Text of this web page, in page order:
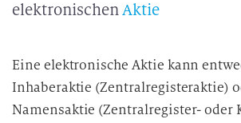
elektronischenAktie
Eine elektronische Aktie kann
Inhaberaktie (Zentralregisteraktie)
Namensaktie (Zentralregister- oder